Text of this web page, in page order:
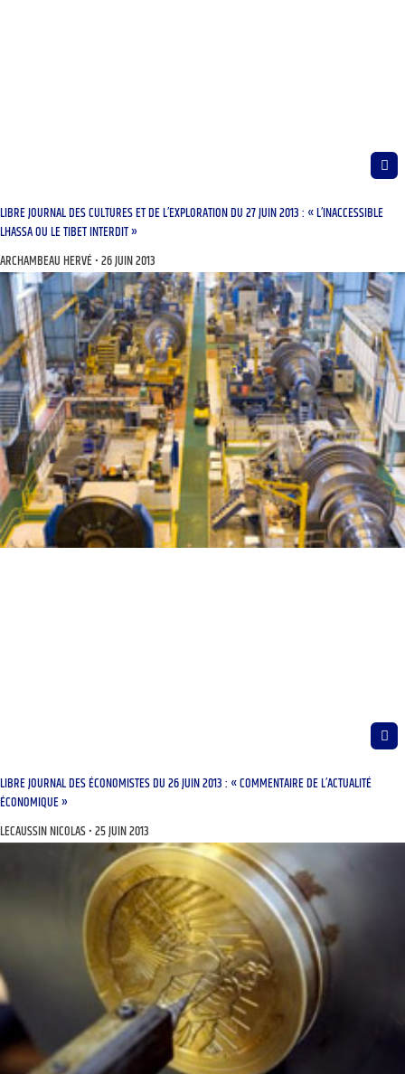
LIBRE JOURNAL DES CULTURES ET DE L’EXPLORATION DU 27 JUIN 2013 : « L’INACCESSIBLE
LHASSA OU LE TIBET INTERDIT »
ARCHAMBEAU HERVÉ 26 JUIN 2013
LIBRE JOURNAL DES ÉCONOMISTES DU 26 JUIN 2013 : « COMMENTAIRE DE L’ACTUALITÉ
ÉCONOMIQUE »
LECAUSSIN NICOLAS 25 JUIN 2013